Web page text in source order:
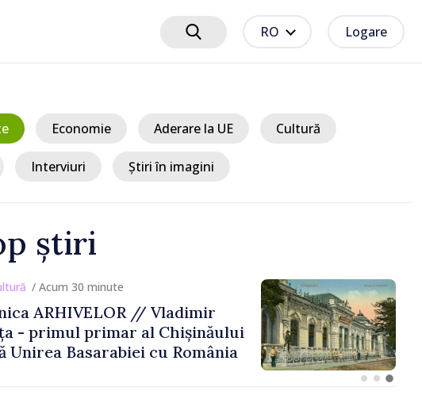
RO Logare
Economie Aderare la UE Cultură
Interviuri Știri în imagini
știri
/ Acum 30 minute
ARHIVELOR // Vladimir
- primul primar al Chișinăului
Unirea Basarabiei cu România